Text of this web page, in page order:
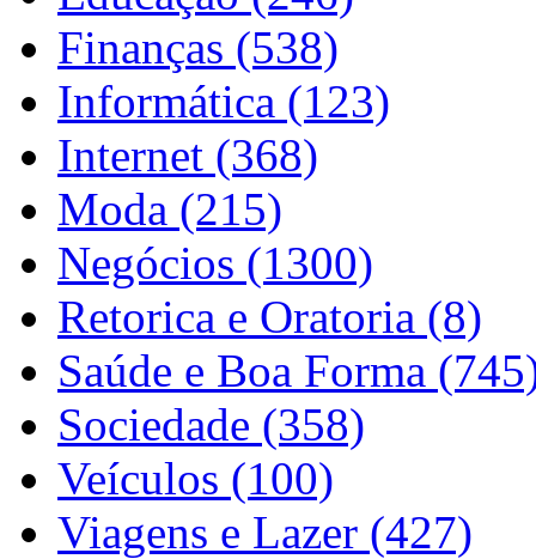
Finanças (538)
Informática (123)
Internet (368)
Moda (215)
Negócios (1300)
Retorica e Oratoria (8)
Saúde e Boa Forma
Sociedade (358)
Veículos (100)
Viagens e Lazer (427)